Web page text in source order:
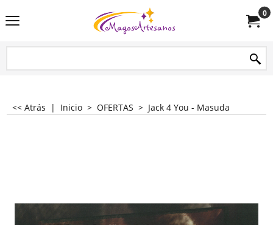
0
<< Atrás | Inicio > OFERTAS > Jack 4 You - Masuda